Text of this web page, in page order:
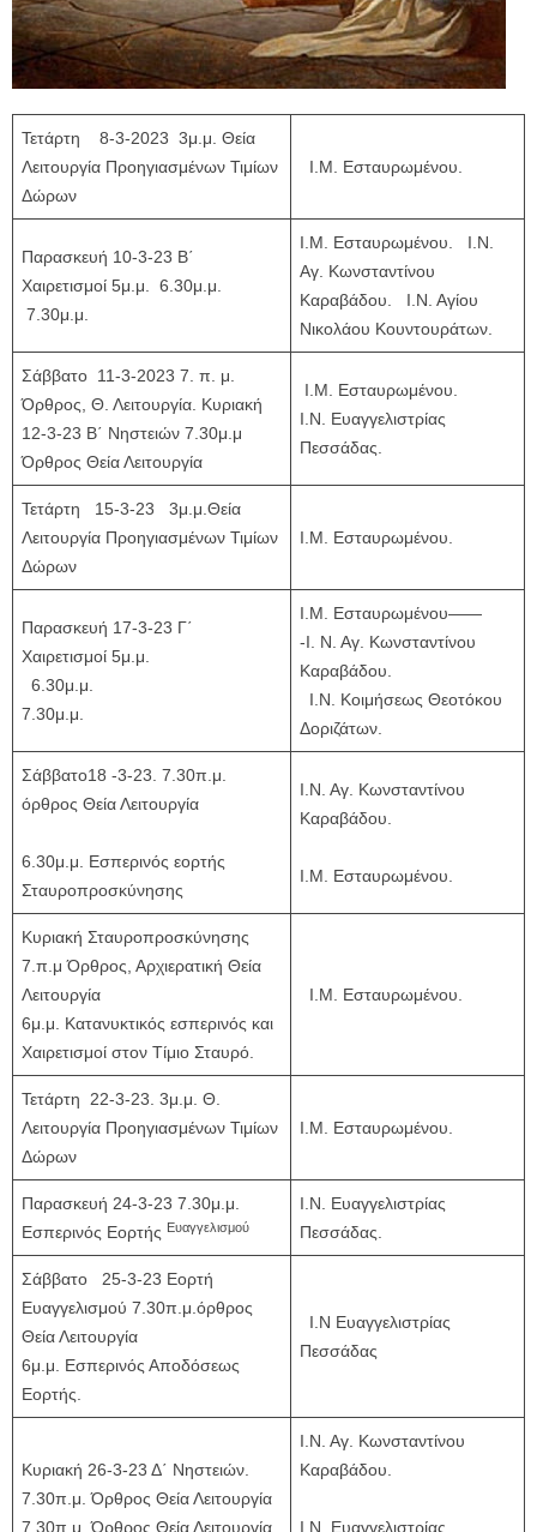
Τετάρτη 8-3-2023 3μ.μ. Θεία
Λειτουργία Προηγιασμένων Τιμίων
Δώρων
Ι.Μ. Εσταυρωμένου.
Παρασκευή 10-3-23 Β΄
Χαιρετισμοί 5μ.μ. 6.30μ.μ.
7.30μ.μ.
Ι.Μ. Εσταυρωμένου. Ι.Ν.
Αγ. Κωνσταντίνου
Καραβάδου. Ι.Ν. Αγίου
Νικολάου Κουντουράτων.
Σάββατο 11-3-2023 7. π. μ.
Όρθρος, Θ. Λειτουργία. Κυριακή
12-3-23 Β΄ Νηστειών 7.30μ.μ
Όρθρος Θεία Λειτουργία
Ι.Μ. Εσταυρωμένου.
Ι.Ν. Ευαγγελιστρίας
Πεσσάδας.
Τετάρτη 15-3-23 3μ.μ.Θεία
Λειτουργία Προηγιασμένων Τιμίων
Δώρων
Ι.Μ. Εσταυρωμένου.
Παρασκευή 17-3-23 Γ΄
Χαιρετισμοί 5μ.μ.
6.30μ.μ.
7.30μ.μ.
Ι.Μ. Εσταυρωμένου——
-Ι. Ν. Αγ. Κωνσταντίνου
Καραβάδου.
Ι.Ν. Κοιμήσεως Θεοτόκου
Δοριζάτων.
Σάββατο18 -3-23. 7.30π.μ.
όρθρος Θεία Λειτουργία
6.30μ.μ. Εσπερινός εορτής
Σταυροπροσκύνησης
Ι.Ν. Αγ. Κωνσταντίνου
Καραβάδου.
Ι.Μ. Εσταυρωμένου.
Κυριακή Σταυροπροσκύνησης
7.π.μ Όρθρος, Αρχιερατική Θεία
Λειτουργία
6μ.μ. Κατανυκτικός εσπερινός και
Χαιρετισμοί στον Τίμιο Σταυρό.
Ι.Μ. Εσταυρωμένου.
Τετάρτη 22-3-23. 3μ.μ. Θ.
Λειτουργία Προηγιασμένων Τιμίων
Δώρων
Ι.Μ. Εσταυρωμένου.
Παρασκευή 24-3-23 7.30μ.μ.
Εσπερινός Εορτής Ευαγγελισμού
Ι.Ν. Ευαγγελιστρίας
Πεσσάδας.
Σάββατο 25-3-23 Εορτή
Ευαγγελισμού 7.30π.μ.όρθρος
Θεία Λειτουργία
6μ.μ. Εσπερινός Αποδόσεως
Εορτής.
Ι.Ν Ευαγγελιστρίας
Πεσσάδας
Κυριακή 26-3-23 Δ΄ Νηστειών.
7.30π.μ. Όρθρος Θεία Λειτουργία
7.30π.μ. Όρθρος Θεία Λειτουργία
Ι.Ν. Αγ. Κωνσταντίνου
Καραβάδου.
Ι.Ν. Ευαγγελιστρίας